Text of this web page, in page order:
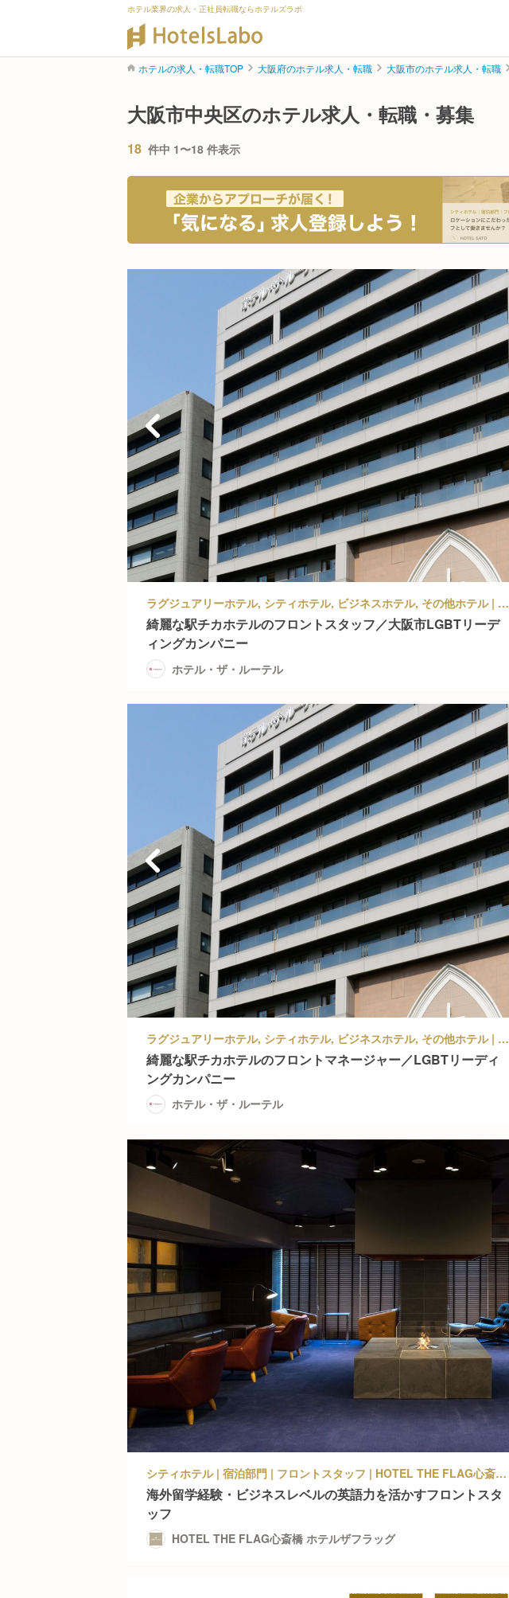
ホテル業界の求人・正社員転職ならホテルズラボ
ホテルの求人・転職TOP 大阪府のホテル求人・転職 大阪市のホテル求人・転職
大阪市中央区のホテル求人・転職・募集
18 件中 1〜18 件表示
ラグジュアリーホテル, シティホテル, ビジネスホテル, その他ホテル | 宿泊部門 | 宿泊全般 | ホテル・ザ・ルーテル
綺麗な駅チカホテルのフロントスタッフ／大阪市LGBTリーデ
ィングカンパニー
ホテル・ザ・ルーテル
ラグジュアリーホテル, シティホテル, ビジネスホテル, その他ホテル | 宿泊部門 | マネージャー・支配人・副支配人・女将 | ホテル・ザ・ルーテル
綺麗な駅チカホテルのフロントマネージャー／LGBTリーディ
ングカンパニー
ホテル・ザ・ルーテル
シティホテル | 宿泊部門 | フロントスタッフ | HOTEL THE FLAG心斎橋 ホテルザフラッグ
海外留学経験・ビジネスレベルの英語力を活かすフロントスタ
ッフ
HOTEL THE FLAG心斎橋 ホテルザフラッグ